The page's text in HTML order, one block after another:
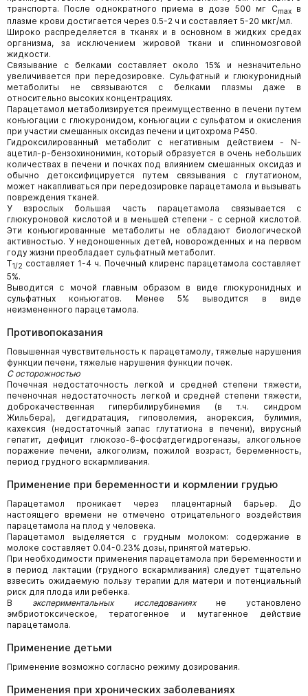
транспорта. После однократного приема в дозе 500 мг Cmaxв
плазме крови достигается через 0.5-2 ч и составляет 5-20 мкг/мл.
Широко распределяется в тканях и в основном в жидких средах
организма, за исключением жировой ткани и спинномозговой
жидкости.
Связывание с белками составляет около 15% и незначительно
увеличивается при передозировке. Сульфатный и глюкуронидный
метаболиты не связываются с белками плазмы даже в
относительно высоких концентрациях.
Парацетамол метаболизируется преимущественно в печени путем
конъюгации с глюкуронидом, конъюгации с сульфатом и окисления
при участии смешанных оксидаз печени и цитохрома P450.
Гидроксилированный метаболит с негативным действием - N-
ацетил-p-бензохинонимин, который образуется в очень небольших
количествах в печени и почках под влиянием смешанных оксидаз и
обычно детоксифицируется путем связывания с глутатионом,
может накапливаться при передозировке парацетамола и вызывать
повреждения тканей.
У взрослых большая часть парацетамола связывается с
глюкуроновой кислотой и в меньшей степени - с серной кислотой.
Эти конъюгированные метаболиты не обладают биологической
активностью. У недоношенных детей, новорожденных и на первом
году жизни преобладает сульфатный метаболит.
T1/2 составляет 1-4 ч. Почечный клиренс парацетамола составляет
5%.
Выводится с мочой главным образом в виде глюкуронидных и
сульфатных конъюгатов. Менее 5% выводится в виде
неизмененного парацетамола.
Противопоказания
Повышенная чувствительность к парацетамолу, тяжелые нарушения
функции печени, тяжелые нарушения функции почек.
С осторожностью
Почечная недостаточность легкой и средней степени тяжести,
печеночная недостаточность легкой и средней степени тяжести,
доброкачественная гипербилирубинемия (в т.ч. синдром
Жильбера), дегидратация, гиповолемия, анорексия, булимия,
кахексия (недостаточный запас глутатиона в печени), вирусный
гепатит, дефицит глюкозо-6-фосфатдегидрогеназы, алкогольное
поражение печени, алкоголизм, пожилой возраст, беременность,
период грудного вскармливания.
Применение при беременности и кормлении грудью
Парацетамол проникает через плацентарный барьер. До
настоящего времени не отмечено отрицательного воздействия
парацетамола на плод у человека.
Парацетамол выделяется с грудным молоком: содержание в
молоке составляет 0.04-0.23% дозы, принятой матерью.
При необходимости применения парацетамола при беременности и
в период лактации (грудного вскармливания) следует тщательно
взвесить ожидаемую пользу терапии для матери и потенциальный
риск для плода или ребенка.
В экспериментальных исследованияхне установлено
эмбриотоксическое, тератогенное и мутагенное действие
парацетамола.
Применение детьми
Применение возможно согласно режиму дозирования.
Применения при хронических заболеваниях